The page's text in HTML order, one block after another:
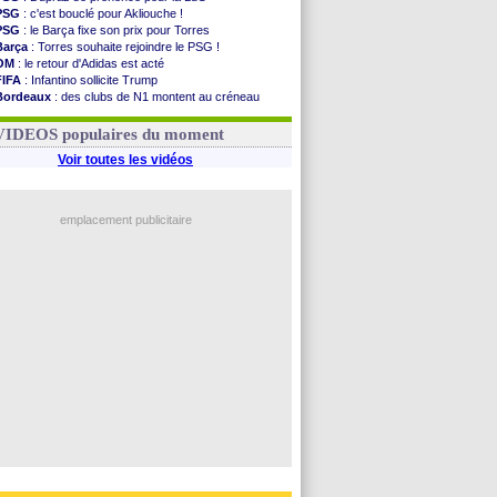
: c'est bouclé pour Akliouche !
: le Barça fixe son prix pour Torres
: Torres souhaite rejoindre le PSG !
: le retour d'Adidas est acté
: Infantino sollicite Trump
: des clubs de N1 montent au créneau
: le démenti de Leipzig pour Diomandé
populaires du moment
Voir toutes les vidéos
emplacement publicitaire